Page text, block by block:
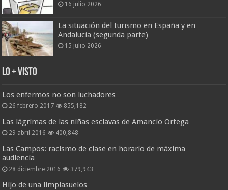
16 julio 2026
La situación del turismo en España y en
Andalucía (segunda parte)
15 julio 2026
Lo + Visto
Los enfermos no son luchadores
26 febrero 2017 855,182
Las lágrimas de las niñas esclavas de Amancio Ortega
29 abril 2016 400,848
Las Campos: racismo de clase en horario de máxima
audiencia
28 diciembre 2016 379,943
Hijo de una limpiasuelos